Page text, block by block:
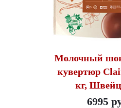
Молочный
кувертюр
кг,
6995